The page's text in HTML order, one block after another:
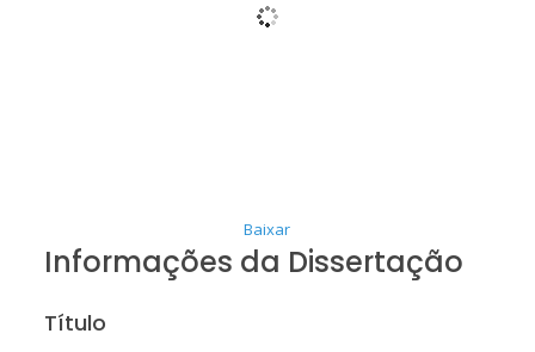
Baixar
Informações da Dissertação
Título